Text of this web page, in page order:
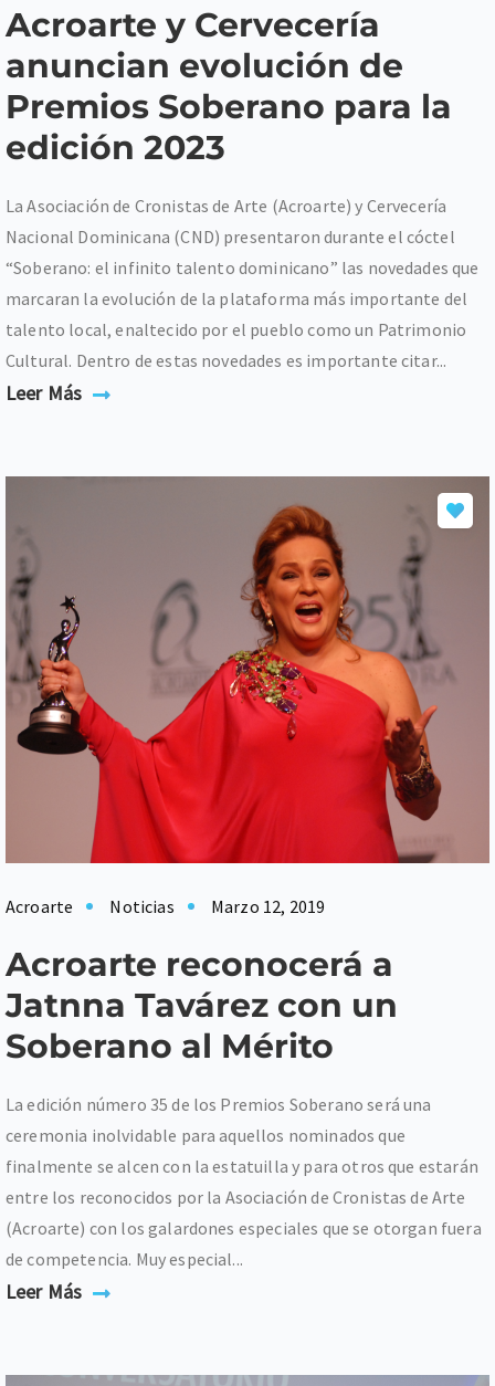
Acroarte y Cervecería
anuncian evolución de
Premios Soberano para la
edición 2023
La Asociación de Cronistas de Arte (Acroarte) y Cervecería
Nacional Dominicana (CND) presentaron durante el cóctel
“Soberano: el infinito talento dominicano” las novedades que
marcaran la evolución de la plataforma más importante del
talento local, enaltecido por el pueblo como un Patrimonio
Cultural. Dentro de estas novedades es importante citar...
Leer Más
Acroarte Noticias Marzo 12, 2019
Acroarte reconocerá a
Jatnna Tavárez con un
Soberano al Mérito
La edición número 35 de los Premios Soberano será una
ceremonia inolvidable para aquellos nominados que
finalmente se alcen con la estatuilla y para otros que estarán
entre los reconocidos por la Asociación de Cronistas de Arte
(Acroarte) con los galardones especiales que se otorgan fuera
de competencia. Muy especial...
Leer Más